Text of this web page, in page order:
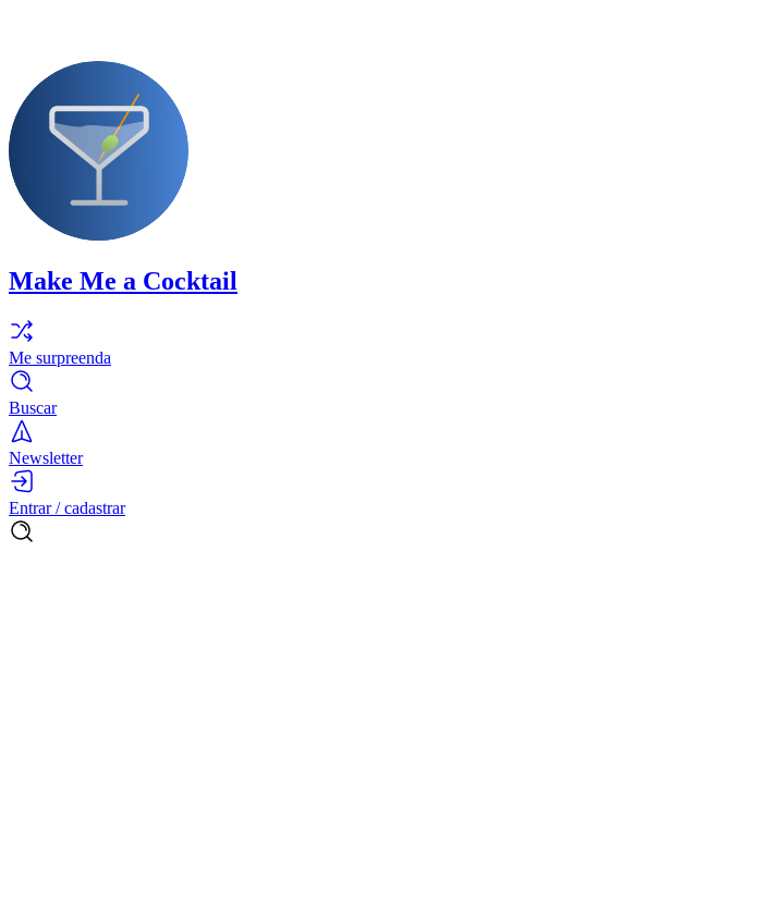
Make Me a Cocktail
Me surpreenda
Buscar
Newsletter
Entrar / cadastrar